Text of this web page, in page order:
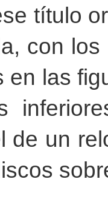
título
con
en las
de un